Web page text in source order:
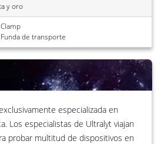
y oro
de transporte
especializada en
Los especialistas de Ultralyt viajan
probar multitud de dispositivos en